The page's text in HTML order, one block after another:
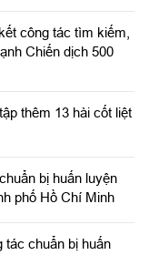
công tác tìm kiếm,
Chiến dịch 500
thêm 13 hài cốt liệt
bị huấn luyện
phố Hồ Chí Minh
tác chuẩn bị huấn